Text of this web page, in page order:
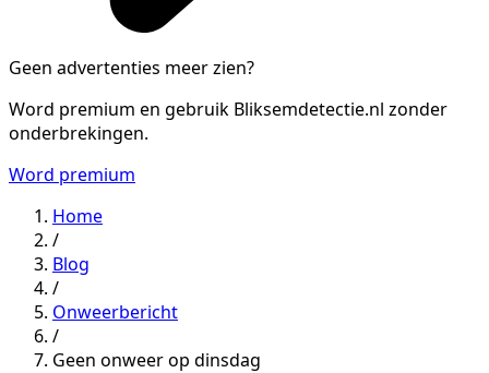
Geen advertenties meer zien?
Word premium en gebruik Bliksemdetectie.nl zonder
onderbrekingen.
Word premium
Home
/
Blog
/
Onweerbericht
/
Geen onweer op dinsdag